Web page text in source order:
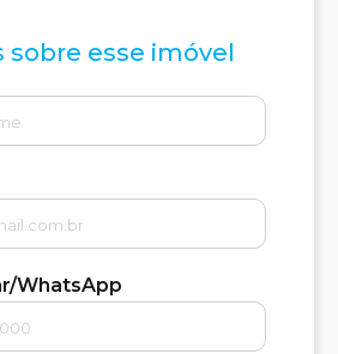
sobre esse imóvel
WhatsApp